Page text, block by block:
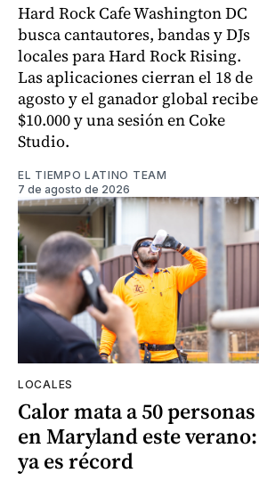
Hard Rock Cafe Washington DC
busca cantautores, bandas y DJs
locales para Hard Rock Rising.
Las aplicaciones cierran el 18 de
agosto y el ganador global recibe
$10.000 y una sesión en Coke
Studio.
EL TIEMPO LATINO TEAM
7 de agosto de 2026
LOCALES
Calor mata a 50 personas
en Maryland este verano:
ya es récord